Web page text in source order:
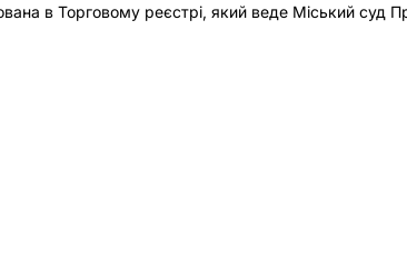
в Торговому реєстрі, який веде Міський суд